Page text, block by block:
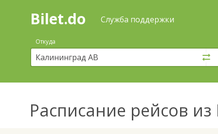
Поиск
покупка
билетов
автобус
онлайн
Bilet.do Служба поддержки
Откуда
Расписание рейсов